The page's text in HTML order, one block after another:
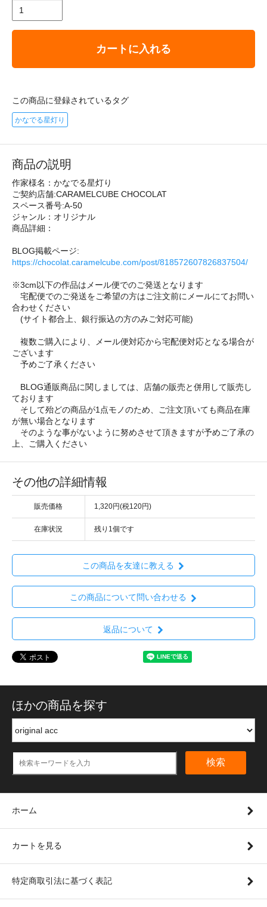
カートに入れる
この商品に登録されているタグ
かなでる星灯り
商品の説明
作家様名：かなでる星灯り
ご契約店舗:CARAMELCUBE CHOCOLAT
スペース番号:A-50
ジャンル：オリジナル
商品詳細：
BLOG掲載ページ:
https://chocolat.caramelcube.com/post/818572607826837504/
※3cm以下の作品はメール便でのご発送となります
宅配便でのご発送をご希望の方はご注文前にメールにてお問い
合わせください
(サイト都合上、銀行振込の方のみご対応可能)
複数ご購入により、メール便対応から宅配便対応となる場合が
ございます
予めご了承ください
BLOG通販商品に関しましては、店舗の販売と併用して販売し
ております
そして殆どの商品が1点モノのため、ご注文頂いても商品在庫
が無い場合となります
そのような事がないように努めさせて頂きますが予めご了承の
上、ご購入ください
その他の詳細情報
販売価格 1,320円(税120円)
在庫状況 残り1個です
この商品を友達に教える
この商品について問い合わせる
返品について
ほかの商品を探す
検索
ホーム
カートを見る
特定商取引法に基づく表記